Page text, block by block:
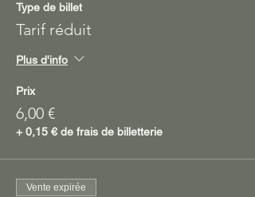
Type de billet
Tarif réduit
Plus d'info
Prix
6,00 €
+ 0,15 € de frais de billetterie
Vente expirée